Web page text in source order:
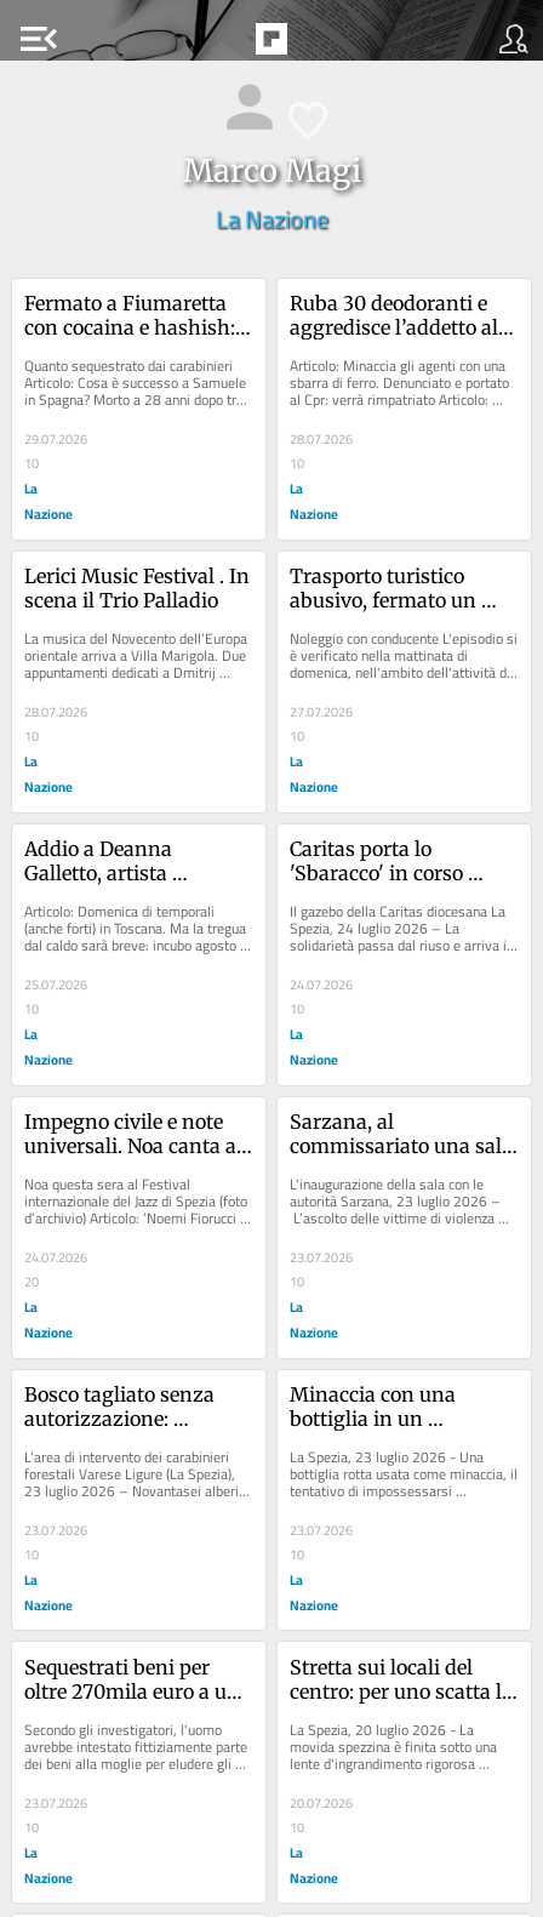
menu_open
Marco Magi
La Nazione
Fermato a Fiumaretta
con cocaina e hashish:
di Massa
Quanto sequestrato dai carabinieri
Articolo: Cosa è successo a Samuele
in Spagna? Morto a 28 anni dopo tre
giorni dal ricovero in ospedale a...
29.07.2026
10
La
Nazione
Ruba 30 deodoranti e
aggredisce l’addetto alla
22enne
Articolo: Minaccia gli agenti con una
sbarra di ferro. Denunciato e portato
al Cpr: verrà rimpatriato Articolo:
Furti con strappo in centro:...
28.07.2026
10
La
Nazione
Lerici Music Festival . In
scena il Trio Palladio
La musica del Novecento dell’Europa
orientale arriva a Villa Marigola. Due
appuntamenti dedicati a Dmitrij
Šostakovic e al lettone Peteris
Vasks....
28.07.2026
10
La
Nazione
Trasporto turistico
abusivo, fermato un
licenza
Noleggio con conducente L'episodio si
è verificato nella mattinata di
domenica, nell'ambito dell'attività di
vigilanza che il comando...
27.07.2026
10
La
Nazione
Addio a Deanna
Galletto, artista
Milano e Roma
Articolo: Domenica di temporali
(anche forti) in Toscana. Ma la tregua
dal caldo sarà breve: incubo agosto
Articolo: Condominio ostaggio...
25.07.2026
10
La
Nazione
Caritas porta lo
'Sbaracco' in corso
sostegno alle famiglie
Il gazebo della Caritas diocesana La
Spezia, 24 luglio 2026 – La
solidarietà passa dal riuso e arriva in
strada. Abiti, libri, giocattoli e
oggetti...
24.07.2026
10
La
Nazione
Impegno civile e note
universali. Noa canta al
Noa questa sera al Festival
internazionale del Jazz di Spezia (foto
d’archivio) Articolo: ’Noemi Fiorucci &
Spits’ Mix di note e visual...
24.07.2026
20
La
Nazione
Sarzana, al
commissariato una sala
violenza
L'inaugurazione della sala con le
autorità Sarzana, 23 luglio 2026 –
L’ascolto delle vittime di violenza
23.07.2026
10
La
Nazione
Bosco tagliato senza
autorizzazione:
multe per oltre 9mila
euro
L'area di intervento dei carabinieri
forestali Varese Ligure (La Spezia),
23 luglio 2026 – Novantasei alberi
abbattuti e sei piste aperte nel...
23.07.2026
10
La
Nazione
Minaccia con una
bottiglia in un
arrestato per tentata
rapina
La Spezia, 23 luglio 2026 - Una
bottiglia rotta usata come minaccia, il
tentativo di impossessarsi
dell’incasso e una colluttazione
terminata solo...
23.07.2026
10
La
Nazione
Sequestrati beni per
oltre 270mila euro a un
mafia
Secondo gli investigatori, l'uomo
avrebbe intestato fittiziamente parte
dei beni alla moglie per eludere gli
obblighi previsti dalla normativa...
23.07.2026
10
La
Nazione
Stretta sui locali del
centro: per uno scatta la
cucina
La Spezia, 20 luglio 2026 - La
movida spezzina è finita sotto una
lente d'ingrandimento rigorosa
durante l'ultimo fine settimana. Un...
20.07.2026
10
La
Nazione